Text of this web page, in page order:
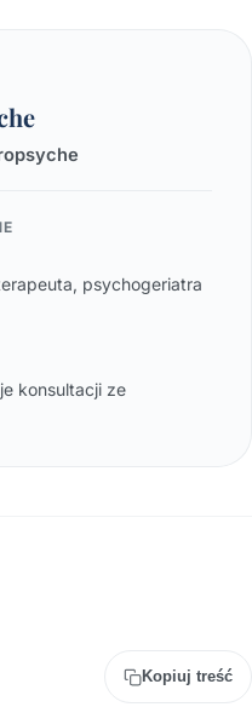
psychogeriatra
konsultacji ze
Kopiuj treść